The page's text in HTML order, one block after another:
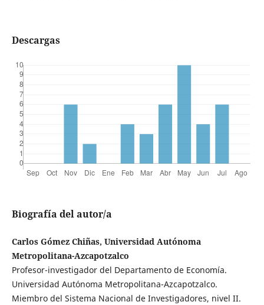
Descargas
Biografía del autor/a
Carlos Gómez Chiñas, Universidad Autónoma
Metropolitana-Azcapotzalco
Profesor-investigador del Departamento de Economía.
Universidad Autónoma Metropolitana-Azcapotzalco.
Miembro del Sistema Nacional de Investigadores, nivel II.